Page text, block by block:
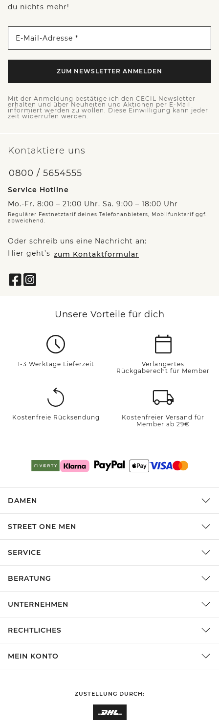
du nichts mehr!
E-Mail-Adresse *
ZUM NEWSLETTER ANMELDEN
Mit der Anmeldung bestätige ich den CECIL Newsletter
erhalten und über Neuheiten und Aktionen per E-Mail
informiert werden zu wollen. Diese Einwilligung kann jeder
zeit widerrufen werden.
Kontaktiere uns
0800 / 5654555
Service Hotline
Mo.-Fr. 8:00 – 21:00 Uhr, Sa. 9:00 – 18:00 Uhr
Regulärer Festnetztarif deines Telefonanbieters, Mobilfunktarif ggf.
abweichend.
Oder schreib uns eine Nachricht an:
Hier geht’s zum Kontaktformular
Unsere Vorteile für dich
1-3 Werktage Lieferzeit
Verlängertes
Rückgaberecht für Member
Kostenfreie Rücksendung
Kostenfreier Versand für
Member ab 29€
DAMEN
STREET ONE MEN
SERVICE
BERATUNG
UNTERNEHMEN
RECHTLICHES
MEIN KONTO
ZUSTELLUNG DURCH: